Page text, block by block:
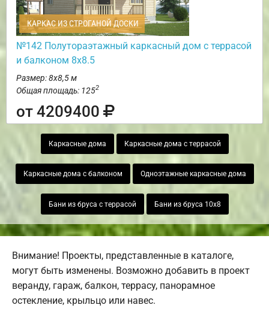
КАРКАС ИЗ СТРОГАНОЙ ДОСКИ
№142 Полутораэтажный каркасный дом с террасой
и балконом 8х8.5
Размер: 8х8,5 м
Общая площадь: 1252
от 4209400
Каркасные дома Каркасные дома с террасой
Каркасные дома с балконом Одноэтажные каркасные дома
Бани из бруса с террасой Бани из бруса 10х8
Внимание! Проекты, представленные в каталоге,
могут быть изменены. Возможно добавить в проект
веранду, гараж, балкон, террасу, панорамное
остекление, крыльцо или навес.